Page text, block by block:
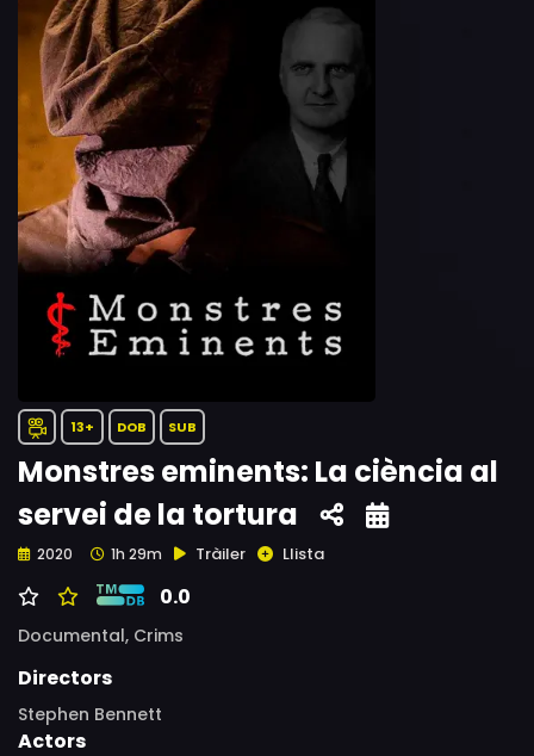
13+ DOB SUB
Monstres eminents: La ciència al
servei de la tortura
2020 1h 29m Tràiler Llista
0.0
Documental, Crims
Directors
Stephen Bennett
Actors